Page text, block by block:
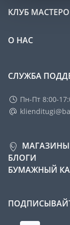
КЛУБ
О НАС
СЛУЖБА
Пн-Пт 8:00-
МАГАЗИНЫ
БЛОГИ
БУМАЖНЫЙ